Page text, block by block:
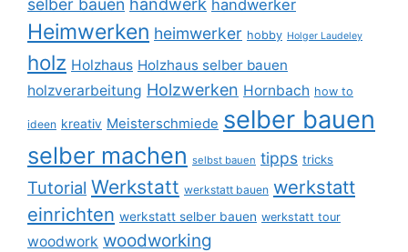
handwerker
Heimwerken heimwerker hobby Holger Laudeley
holz Holzhaus Holzhaus selber bauen
holzverarbeitung Holzwerken Hornbach how to
ideen kreativ Meisterschmiede selber bauen
selber machen selbst bauen tipps tricks
Tutorial Werkstatt werkstatt bauen werkstatt
einrichten werkstatt selber bauen werkstatt tour
woodwork woodworking